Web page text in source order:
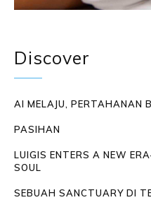
Discover
AI MELAJU, PERTAHANAN
PASIHAN
LUIGIS ENTERS A NEW
SOUL
SEBUAH SANCTUARY DI